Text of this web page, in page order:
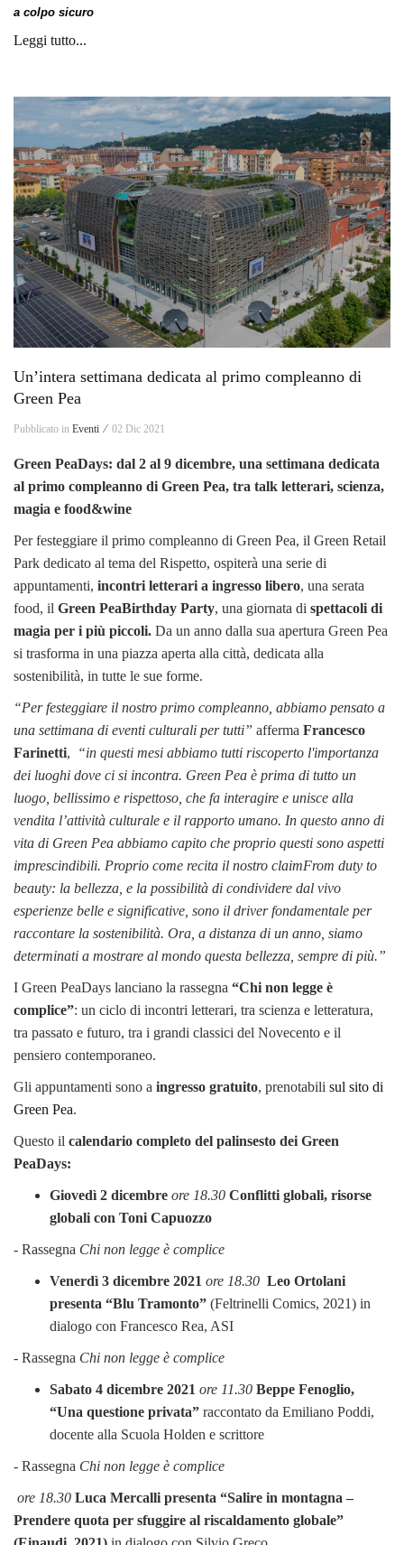
a colpo sicuro
Leggi tutto...
Un’intera settimana dedicata al primo compleanno di
Green Pea
Pubblicato in Eventi ⁄ 02 Dic 2021
Green PeaDays: dal 2 al 9 dicembre, una settimana dedicata
al primo compleanno di Green Pea, tra talk letterari, scienza,
magia e food&wine
Per festeggiare il primo compleanno di Green Pea, il Green Retail
Park dedicato al tema del Rispetto, ospiterà una serie di
appuntamenti, incontri letterari a ingresso libero, una serata
food, il Green PeaBirthday Party, una giornata di spettacoli di
magia per i più piccoli. Da un anno dalla sua apertura Green Pea
si trasforma in una piazza aperta alla città, dedicata alla
sostenibilità, in tutte le sue forme.
“Per festeggiare il nostro primo compleanno, abbiamo pensato a
una settimana di eventi culturali per tutti” afferma Francesco
Farinetti,
“in questi mesi abbiamo tutti riscoperto l'importanza
dei luoghi dove ci si incontra. Green Pea è prima di tutto un
luogo, bellissimo e rispettoso, che fa interagire e unisce alla
vendita l’attività culturale e il rapporto umano. In questo anno di
vita di Green Pea abbiamo capito che proprio questi sono aspetti
imprescindibili. Proprio come recita il nostro claimFrom duty to
beauty: la bellezza, e la possibilità di condividere dal vivo
esperienze belle e significative, sono il driver fondamentale per
raccontare la sostenibilità. Ora, a distanza di un anno, siamo
determinati a mostrare al mondo questa bellezza, sempre di più.”
I Green PeaDays lanciano la rassegna “Chi non legge è
complice”: un ciclo di incontri letterari, tra scienza e letteratura,
tra passato e futuro, tra i grandi classici del Novecento e il
pensiero contemporaneo.
Gli appuntamenti sono a ingresso gratuito, prenotabili sul sito di
Green Pea.
Questo il calendario completo del palinsesto dei Green
PeaDays:
Giovedì 2 dicembre ore 18.30 Conflitti globali, risorse
globali con Toni Capuozzo
- Rassegna Chi non legge è complice
Venerdì 3 dicembre 2021 ore 18.30 Leo Ortolani
presenta “Blu Tramonto” (Feltrinelli Comics, 2021) in
dialogo con Francesco Rea, ASI
- Rassegna Chi non legge è complice
Sabato 4 dicembre 2021 ore 11.30 Beppe Fenoglio,
“Una questione privata” raccontato da Emiliano Poddi,
docente alla Scuola Holden e scrittore
- Rassegna Chi non legge è complice
ore 18.30 Luca Mercalli presenta “Salire in montagna –
Prendere quota per sfuggire al riscaldamento globale”